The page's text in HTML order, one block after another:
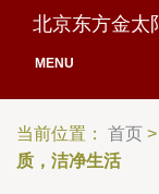
北京东方金太
MENU
当前位置： 首页 >
质，洁净生活